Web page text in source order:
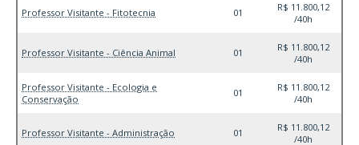
Professor Visitante - Fitotecnia 01
R$ 11.800,12
/40h
Professor Visitante - Ciência Animal 01
R$ 11.800,12
/40h
Professor Visitante - Ecologia e
Conservação
01
R$ 11.800,12
/40h
Professor Visitante - Administração 01
R$ 11.800,12
/40h